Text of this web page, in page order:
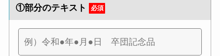
①部分のテキスト 必須